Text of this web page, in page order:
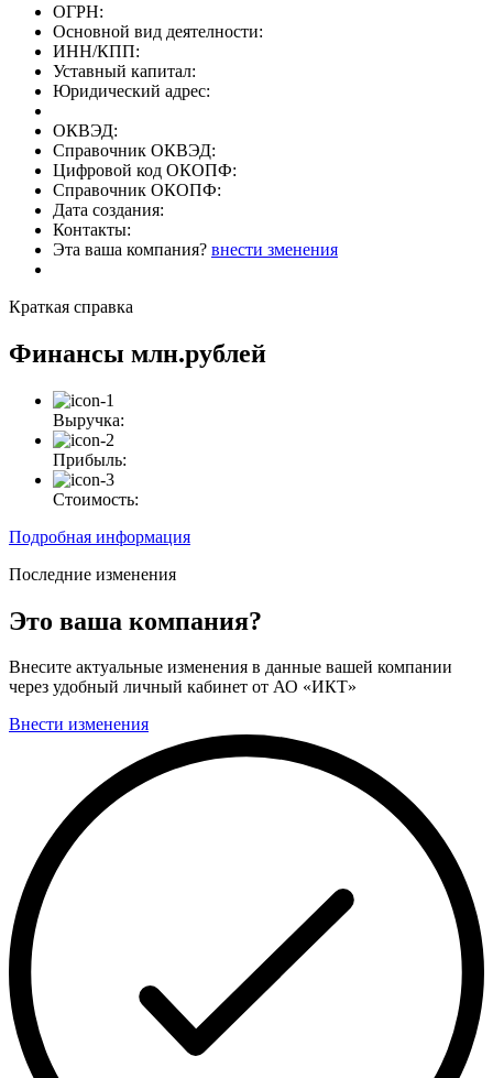
ОГРН:
Основной вид деятелности:
ИНН/КПП:
Уставный капитал:
Юридический адрес:
ОКВЭД:
Справочник ОКВЭД:
Цифровой код ОКОПФ:
Справочник ОКОПФ:
Дата создания:
Контакты:
Эта ваша компания? внести зменения
Краткая справка
Финансы млн.рублей
Выручка:
Прибыль:
Стоимость:
Подробная информация
Последние изменения
Это ваша компания?
Внесите актуальные изменения в данные вашей компании
через удобный личный кабинет от АО «ИКТ»
Внести изменения